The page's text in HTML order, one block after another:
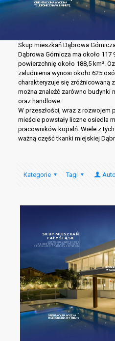
ORIENTACYJNA WYCENA
TELEFONICZNA W 1 MINUTĘ
Skup mieszkań Dąbrowa
Dąbrowa Górnicza ma około 117
powierzchnię około 188,5 km².
zaludnienia wynosi około 625
charakteryzuje się zróżnicowaną
można znaleźć zarówno budynki
oraz handlowe.
W przeszłości, wraz z rozwojem
mieście powstały liczne osiedla
pracowników kopalń. Wiele z
ważną część tkanki miejskiej
Kategorie Tagi
SKUP MIESZKAŃ
CAŁY ŚLĄSK
SKUP MIESZKAŃ NAWET W 3 DNI W
WOJEWÓDZTWACH: ŚLĄSKIM, OPOLSKIM I
DOLNOŚLĄSKIM, Z PŁATNOŚCIĄ U NOTARIUSZA
ORIENTACYJNA WYCENA
TELEFONICZNA W 1 MINUTĘ
W